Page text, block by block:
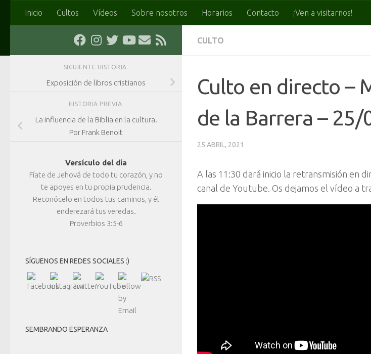
Saltar al contenido
Inicio Cultos Vídeos Sobre nosotros Horarios Contacto ¡Ven a visitarnos!
CULTO
Culto en directo –
de la Barrera – 25/
25 ABRIL, 2021
A las 11:30 dará inicio la retransmisión en
canal de Youtube. Os dejamos el vídeo a
SIGUIENTE HISTORIA
Exposición de libros cristianos
HISTORIA PREVIA
La influencia de la Biblia en la cultura.
Por Frank Benoit
Versículo del día
Fíate de Jehová de todo tu corazón, y no
te apoyes en tu propia prudencia.
Reconócelo en todos tus caminos, y él
enderezará tus veredas.
Proverbios 3:5-6
SÍGUENOS EN REDES SOCIALES :)
SEMBRANDO ESPERANZA